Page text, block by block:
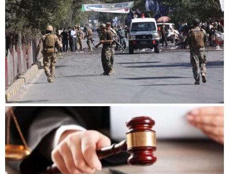
बिशेष
भिडियो
पत्रपत्रिका
खेलकुद
बिश्व
अचम्म
दुनिया
बिचार